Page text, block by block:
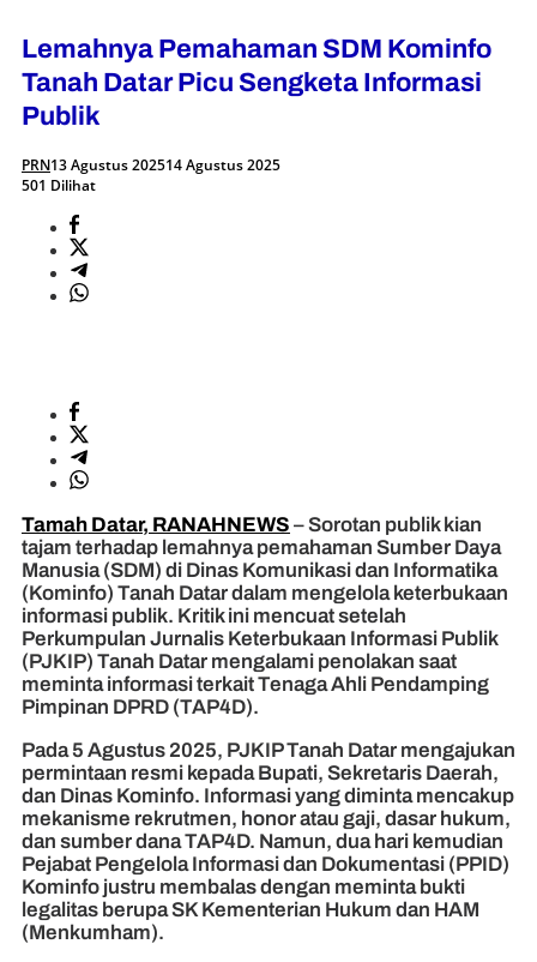
Lemahnya Pemahaman SDM Kominfo
Tanah Datar Picu Sengketa Informasi
Publik
PRN13 Agustus 202514 Agustus 2025
501 Dilihat
Tamah Datar, RANAHNEWS – Sorotan publik kian
tajam terhadap lemahnya pemahaman Sumber Daya
Manusia (SDM) di Dinas Komunikasi dan Informatika
(Kominfo) Tanah Datar dalam mengelola keterbukaan
informasi publik. Kritik ini mencuat setelah
Perkumpulan Jurnalis Keterbukaan Informasi Publik
(PJKIP) Tanah Datar mengalami penolakan saat
meminta informasi terkait Tenaga Ahli Pendamping
Pimpinan DPRD (TAP4D).
Pada 5 Agustus 2025, PJKIP Tanah Datar mengajukan
permintaan resmi kepada Bupati, Sekretaris Daerah,
dan Dinas Kominfo. Informasi yang diminta mencakup
mekanisme rekrutmen, honor atau gaji, dasar hukum,
dan sumber dana TAP4D. Namun, dua hari kemudian
Pejabat Pengelola Informasi dan Dokumentasi (PPID)
Kominfo justru membalas dengan meminta bukti
legalitas berupa SK Kementerian Hukum dan HAM
(Menkumham).